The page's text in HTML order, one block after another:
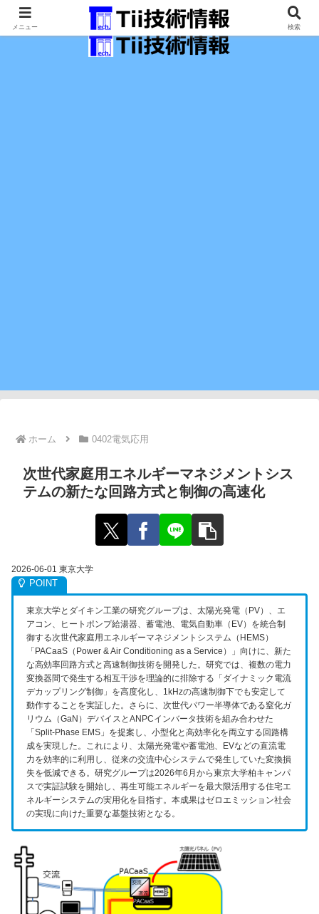
最新の科学技術の情報インフラ。
ホーム 0402電気応用
次世代家庭用エネルギーマネジメントシス
テムの新たな回路方式と制御の高速化
2026-06-01 東京大学
東京大学とダイキン工業の研究グループは、太陽光発電（PV）、エ
アコン、ヒートポンプ給湯器、蓄電池、電気自動車（EV）を統合制
御する次世代家庭用エネルギーマネジメントシステム（HEMS）
「PACaaS（Power & Air Conditioning as a Service）」向けに、新た
な高効率回路方式と高速制御技術を開発した。研究では、複数の電力
変換器間で発生する相互干渉を理論的に排除する「ダイナミック電流
デカップリング制御」を高度化し、1kHzの高速制御下でも安定して
動作することを実証した。さらに、次世代パワー半導体である窒化ガ
リウム（GaN）デバイスとANPCインバータ技術を組み合わせた
「Split-Phase EMS」を提案し、小型化と高効率化を両立する回路構
成を実現した。これにより、太陽光発電や蓄電池、EVなどの直流電
力を効率的に利用し、従来の交流中心システムで発生していた変換損
失を低減できる。研究グループは2026年6月から東京大学柏キャンパ
スで実証試験を開始し、再生可能エネルギーを最大限活用する住宅エ
ネルギーシステムの実用化を目指す。本成果はゼロエミッション社会
の実現に向けた重要な基盤技術となる。
メニュー 検索